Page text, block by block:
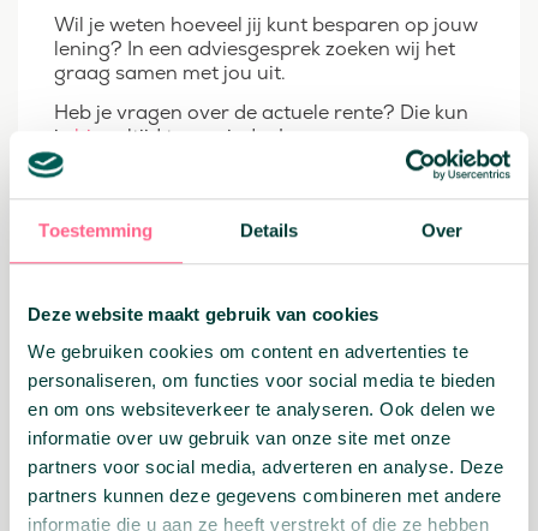
Toestemming Details Over
Deze website maakt gebruik van cookies
We gebruiken cookies om content en advertenties te
personaliseren, om functies voor social media te bieden
en om ons websiteverkeer te analyseren. Ook delen we
informatie over uw gebruik van onze site met onze
partners voor social media, adverteren en analyse. Deze
partners kunnen deze gegevens combineren met andere
informatie die u aan ze heeft verstrekt of die ze hebben
Wil je weten hoeveel jij kunt besparen op jouw
lening? In een adviesgesprek zoeken wij het
graag samen met jou uit.
Heb je vragen over de actuele rente? Die kun
je hier altijd terugvinden!
Related
Related